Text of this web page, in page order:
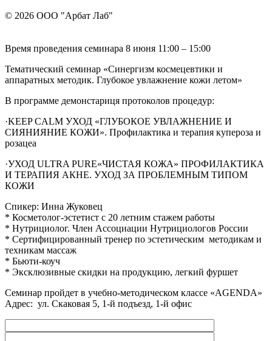
© 2026 ООО "Арбат Лаб"
Время проведения семинара 8 июня 11:00 – 15:00
Тематический семинар «Синергизм космецевтики и
аппаратных методик. Глубокое увлажнение кожи летом»
В программе демонстариця протоколов процедур:
·KEEP CALM УХОД «ГЛУБОКОЕ УВЛАЖНЕНИЕ И
СИЯНИЯНИЕ КОЖИ». Профилактика и терапия купероза и
розацеа
·УХОД ULTRA PURE«ЧИСТАЯ КОЖА» ПРОФИЛАКТИКА
И ТЕРАПИЯ АКНЕ. УХОД ЗА ПРОБЛЕМНЫМ ТИПОМ
КОЖИ
Спикер: Инна Жуковец
* Косметолог-эстетист с 20 летним стажем работы
* Нутрициолог. Член Ассоциации Нутрициологов России
* Сертифицированный тренер по эстетическим методикам и
техникам массаж
* Бьюти-коуч
* Эксклюзивные скидки на продукцию, легкий фуршет
Семинар пройдет в учебно-методическом классе «AGENDA»
Адрес: ул. Скаковая 5, 1-й подъезд, 1-й офис